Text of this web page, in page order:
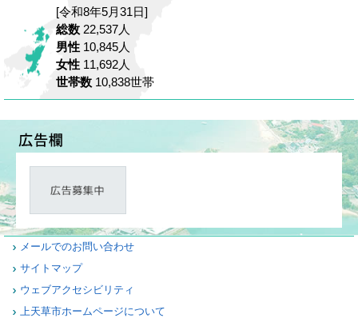
[令和8年5月31日]
総数 22,537人
男性 10,845人
女性 11,692人
世帯数 10,838世帯
メールでのお問い合わせ
サイトマップ
ウェブアクセシビリティ
上天草市ホームページについて